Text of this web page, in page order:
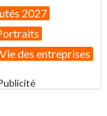
2027
Vie des entreprises